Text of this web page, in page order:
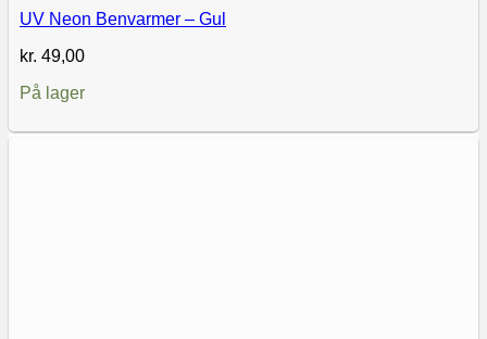
UV Neon Benvarmer – Gul
kr. 49,00
På lager